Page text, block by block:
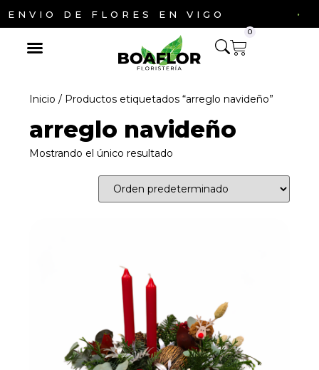
DE FLORES EN VIGO
0
Inicio / Productos etiquetados “arreglo navideño”
arreglo navideño
Mostrando el único resultado